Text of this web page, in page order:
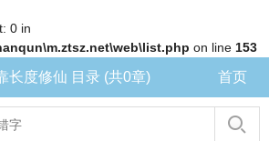
0 in
on line 153
长度修仙 目录 (共0章) 首页